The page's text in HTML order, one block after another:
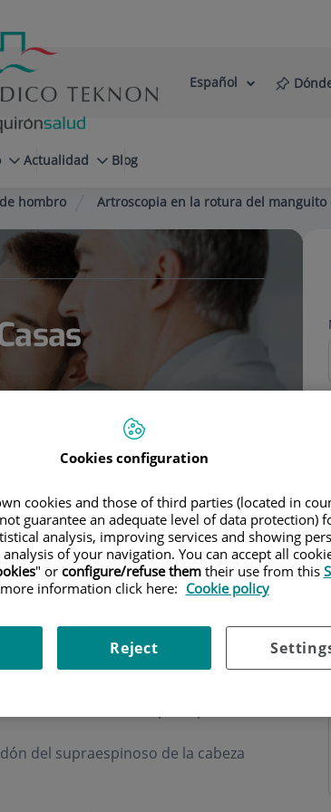
Selector
Idioma
Español
Actualidad Blog
hombro Artroscopia en la rotura del manguito
hombro
del tendón del supraespinoso en
del supraespinoso de la cabeza
Cookies configuration
cookies and those of third parties (located in
guarantee an adequate level of data protection)
analysis, improving services and showing
of your navigation. You can accept all
" or configure/refuse themtheir use from this
more information click here: Cookie policy
Reject